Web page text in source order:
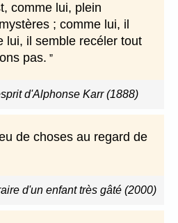
comme lui, plein
; comme lui, il
lui, il semble recéler tout
pas.
d'Alphonse Karr (1888)
de choses au regard de
d'un enfant très gâté (2000)